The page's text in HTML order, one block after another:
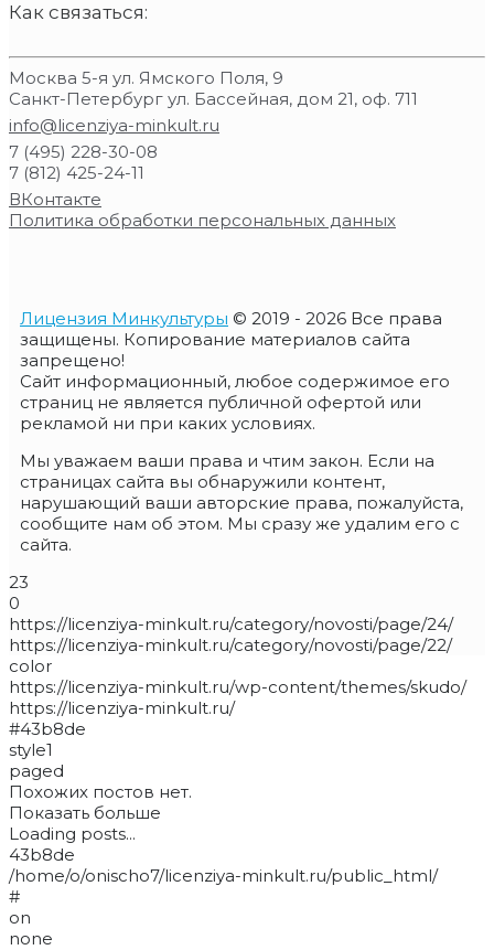
Как связаться:
Москва 5-я ул. Ямского Поля, 9
Санкт-Петербург ул. Бассейная, дом 21, оф. 711
info@licenziya-minkult.ru
7 (495) 228-30-08
7 (812) 425-24-11
ВКонтакте
Политика обработки персональных данных
Лицензия Минкультуры © 2019 - 2026 Все права
защищены. Копирование материалов сайта
запрещено!
Сайт информационный, любое содержимое его
страниц не является публичной офертой или
рекламой ни при каких условиях.
Мы уважаем ваши права и чтим закон. Если на
страницах сайта вы обнаружили контент,
нарушающий ваши авторские права, пожалуйста,
сообщите нам об этом. Мы сразу же удалим его с
сайта.
23
0
https://licenziya-minkult.ru/category/novosti/page/24/
https://licenziya-minkult.ru/category/novosti/page/22/
color
https://licenziya-minkult.ru/wp-content/themes/skudo/
https://licenziya-minkult.ru/
#43b8de
style1
paged
Похожих постов нет.
Показать больше
Loading posts...
43b8de
/home/o/onischo7/licenziya-minkult.ru/public_html/
#
on
none